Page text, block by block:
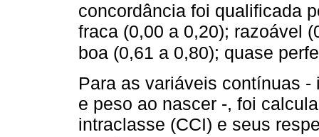
concordância foi qualificada
fraca (0,00 a 0,20); razoável
boa (0,61 a 0,80); quase
Para as variáveis contínuas
e peso ao nascer -, foi
intraclasse (CCI) e seus